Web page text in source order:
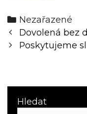
Categories
Nezařazené
Post
navigation
Dovolená bez
Poskytujeme
Hledat